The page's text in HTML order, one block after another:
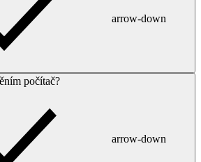
arrow-down
počítač?
arrow-down